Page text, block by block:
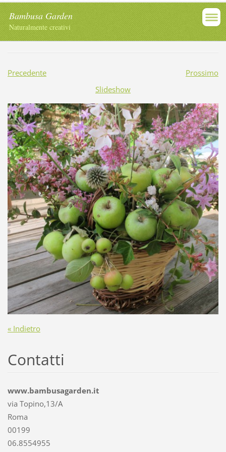
Bambusa Garden
Naturalmente creativi
Precedente
Prossimo
Slideshow
« Indietro
Contatti
www.bambusagarden.it
via Topino,13/A
Roma
00199
06.8554955